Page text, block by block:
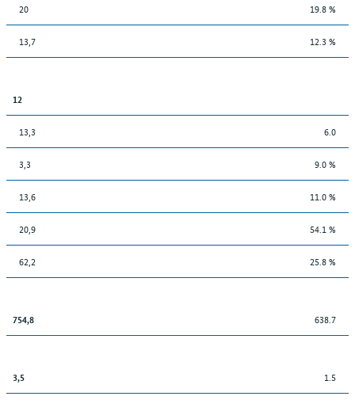
20 19.8 %
13,7 12.3 %
12
13,3 6.0
3,3 9.0 %
13,6 11.0 %
20,9 54.1 %
62,2 25.8 %
754,8 638.7
3,5 1.5